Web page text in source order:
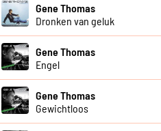
Gene Thomas
Dronken van geluk
Gene Thomas
Engel
Gene Thomas
Gewichtloos